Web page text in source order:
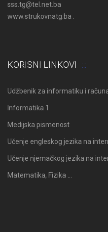
sss.tg@tel.net.ba
www.strukovnatg.ba .
KORISNI LINKOVI
Udžbenik za informatiku i
Informatika 1
Medijska pismenost
Učenje engleskog jezika na
Učenje njemačkog jezika na
Matematika, Fizika …